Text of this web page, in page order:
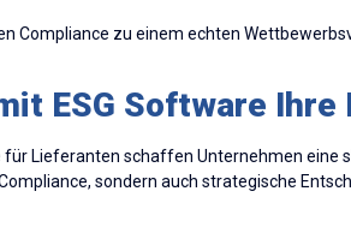
Compliance zu einem echten
ESG Software
für Lieferanten schaffen Unternehmen
sondern auch strategische